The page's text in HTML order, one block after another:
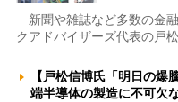
新聞や雑誌など多数の金
クアドバイザーズ代表の戸
【戸松信博氏「明日の爆
端半導体の製造に不可欠